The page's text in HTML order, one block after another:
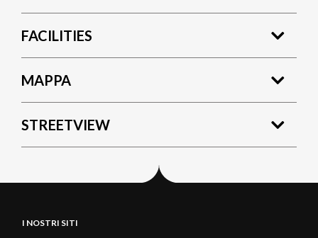
FACILITIES
MAPPA
STREETVIEW
I NOSTRI SITI